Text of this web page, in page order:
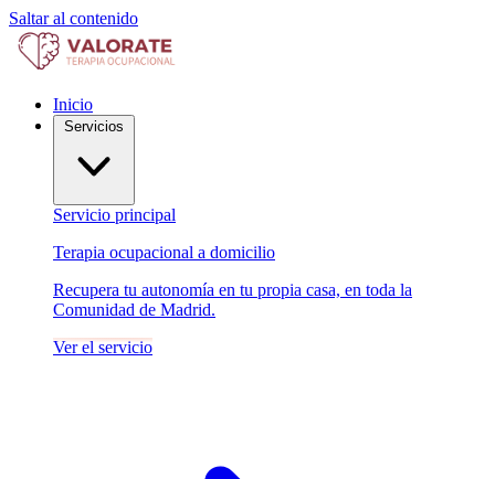
Saltar al contenido
Inicio
Servicio principal
Terapia ocupacional a domicilio
Recupera tu autonomía en tu propia casa, en toda la
Comunidad de Madrid.
Ver el servicio